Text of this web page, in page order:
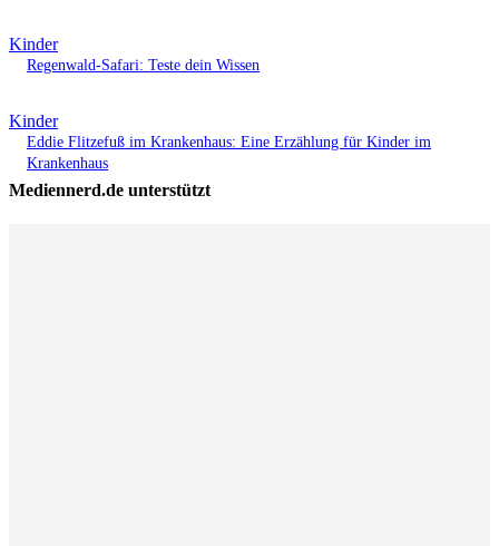
Kinder
Regenwald-Safari: Teste dein Wissen
Kinder
Eddie Flitzefuß im Krankenhaus: Eine Erzählung für Kinder im
Krankenhaus
Mediennerd.de unterstützt